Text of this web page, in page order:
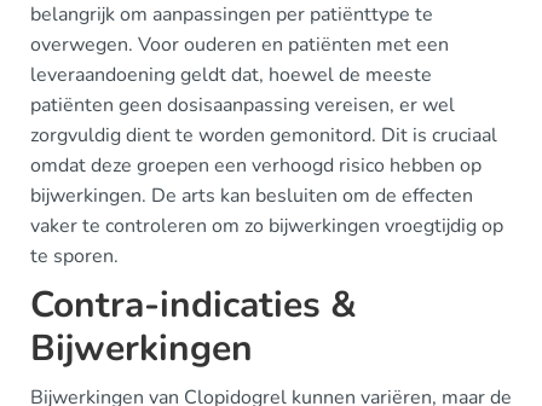
belangrijk om aanpassingen per patiënttype te
overwegen. Voor ouderen en patiënten met een
leveraandoening geldt dat, hoewel de meeste
patiënten geen dosisaanpassing vereisen, er wel
zorgvuldig dient te worden gemonitord. Dit is cruciaal
omdat deze groepen een verhoogd risico hebben op
bijwerkingen. De arts kan besluiten om de effecten
vaker te controleren om zo bijwerkingen vroegtijdig op
te sporen.
Contra-indicaties &
Bijwerkingen
Bijwerkingen van Clopidogrel kunnen variëren, maar de